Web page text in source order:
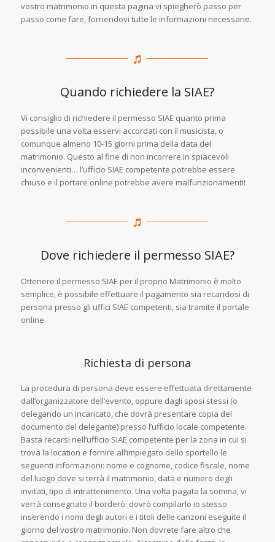
vostro matrimonio in questa pagina vi spiegherò passo per
passo come fare, fornendovi tutte le informazioni necessarie.
Quando richiedere la SIAE?
Vi consiglio di richiedere il permesso SIAE quanto prima
possibile una volta esservi accordati con il musicista, o
comunque almeno 10-15 giorni prima della data del
matrimonio. Questo al fine di non incorrere in spiacevoli
inconvenienti… l’ufficio SIAE competente potrebbe essere
chiuso e il portare online potrebbe avere malfunzionamenti!
Dove richiedere il permesso SIAE?
Ottenere il permesso SIAE per il proprio Matrimonio è molto
semplice, è possibile effettuare il pagamento sia recandosi di
persona presso gli uffici SIAE competenti, sia tramite il portale
online.
Richiesta di persona
La procedura di persona deve essere effettuata direttamente
dall’organizzatore dell’evento, oppure dagli sposi stessi (o
delegando un incaricato, che dovrà presentare copia del
documento del delegante) presso l’ufficio locale competente.
Basta recarsi nell’ufficio SIAE competente per la zona in cui si
trova la location e fornire all’impiegato dello sportello le
seguenti informazioni: nome e cognome, codice fiscale, nome
del luogo dove si terrà il matrimonio, data e numero degli
invitati, tipo di intrattenimento. Una volta pagata la somma, vi
verrà consegnato il borderò: dovrò compilarlo io stesso
inserendo i nomi degli autori e i titoli delle canzoni eseguite il
giorno del vostro matrimonio. Non dovrete fare altro che